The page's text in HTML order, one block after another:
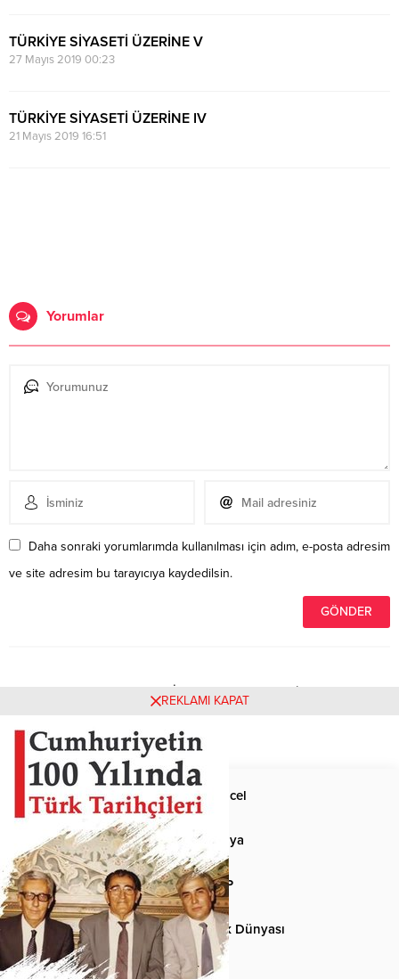
TÜRKİYE SİYASETİ ÜZERİNE V
27 Mayıs 2019 00:23
TÜRKİYE SİYASETİ ÜZERİNE IV
21 Mayıs 2019 16:51
Yorumlar
Daha sonraki yorumlarımda kullanılması için adım, e-posta adresim
ve site adresim bu tarayıcıya kaydedilsin.
Henüz yorum yapılmamış. İlk yorumu yukarıdaki form
aracılığıyla siz yapabilirsiniz.
Anasayfa Güncel
Siyaset Dünya
Spor MHP
Kültür-Sanat Türk Dünyası
Basından
REKLAMI KAPAT